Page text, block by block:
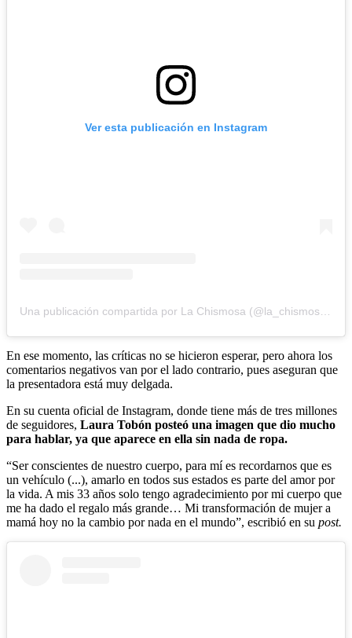
Ver esta publicación en Instagram
En ese momento, las críticas no se hicieron esperar, pero ahora los
comentarios negativos van por el lado contrario, pues aseguran que
la presentadora está muy delgada.
En su cuenta oficial de Instagram, donde tiene más de tres millones
de seguidores, Laura Tobón posteó una imagen que dio mucho
para hablar, ya que aparece en ella sin nada de ropa.
“Ser conscientes de nuestro cuerpo, para mí es recordarnos que es
un vehículo (...), amarlo en todos sus estados es parte del amor por
la vida. A mis 33 años solo tengo agradecimiento por mi cuerpo que
me ha dado el regalo más grande… Mi transformación de mujer a
mamá hoy no la cambio por nada en el mundo”, escribió en su post.